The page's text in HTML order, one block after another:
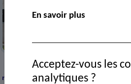
> VIE MUNICIPALE >
résidence La Renaissance inaugurée
En savoir plus
Acceptez-vous les
analytiques ?